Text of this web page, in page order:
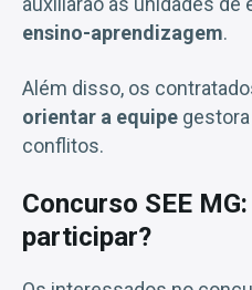
ensino-aprendizagem.
Além disso, os
orientar a equipe
conflitos.
Concurso SEE
participar?